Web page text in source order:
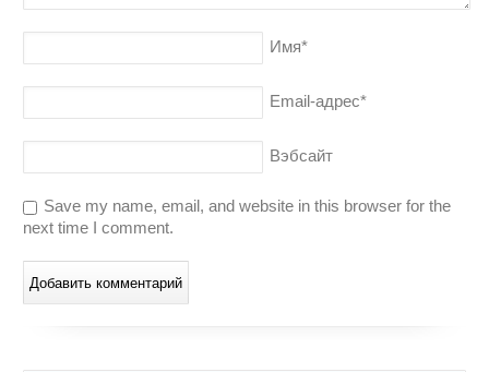
Имя*
Email-адрес*
Вэбсайт
Save my name, email, and website in this browser for the
next time I comment.